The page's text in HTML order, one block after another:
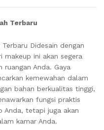
Terbaru
Didesain dengan
ini akan segera
Anda. Gaya
kemewahan dalam
bahan berkualitas tinggi,
fungsi praktis
Anda, tetapi juga akan
kamar Anda.